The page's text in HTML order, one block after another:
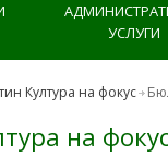
УСЛУГИ
Култура на фокус
на